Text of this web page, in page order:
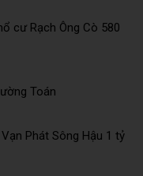
cư Rạch Ông Cò 580
Toán
Phát Sông Hậu 1 tỷ